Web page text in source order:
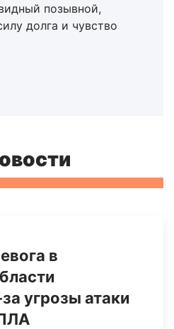
позывной,
долга и чувство
в
угрозы атаки